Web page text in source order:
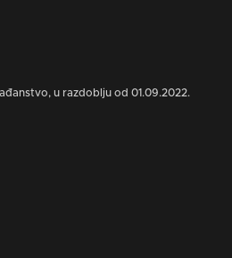
u razdoblju od 01.09.2022.